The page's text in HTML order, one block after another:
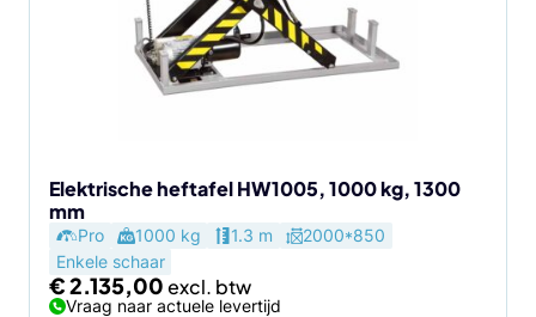
Elektrische heftafel HW1005, 1000 kg, 1300
mm
Pro 1000 kg 1.3 m
2000*850
Enkele schaar
€2.135,00
Vraag naar actuele levertijd